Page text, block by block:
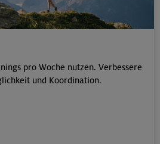
pro Woche nutzen. Verbessere
und Koordination.